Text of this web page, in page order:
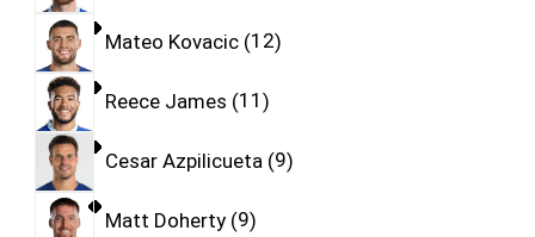
Mateo Kovacic 12
Reece James 11
Cesar Azpilicueta 9
Matt Doherty 9